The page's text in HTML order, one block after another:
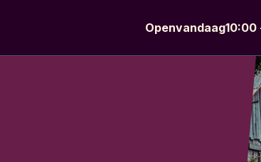
Openvandaag
van
10:00
19:00